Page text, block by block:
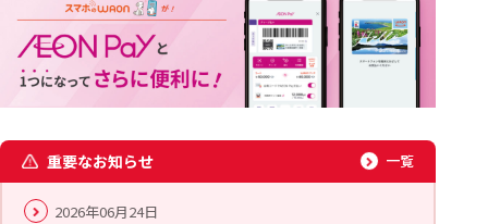
重要なお知らせ 一覧
2026年06月24日